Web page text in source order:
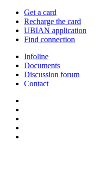
Get a card
Recharge the card
UBIAN application
Find connection
Infoline
Documents
Discussion forum
Contact